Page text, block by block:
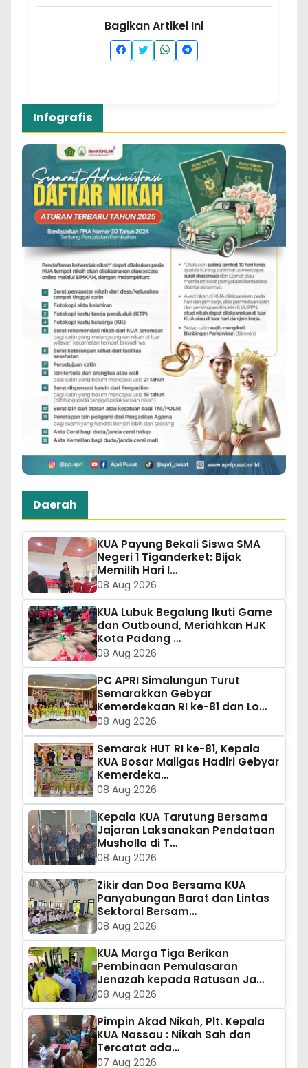
Bagikan Artikel Ini
Infografis
Daerah
KUA Payung Bekali Siswa SMA
Negeri 1 Tiganderket: Bijak
Memilih Hari I…
08 Aug 2026
KUA Lubuk Begalung Ikuti Game
dan Outbound, Meriahkan HJK
Kota Padang …
08 Aug 2026
PC APRI Simalungun Turut
Semarakkan Gebyar
Kemerdekaan RI ke-81 dan Lo…
08 Aug 2026
Semarak HUT RI ke-81, Kepala
KUA Bosar Maligas Hadiri Gebyar
Kemerdeka…
08 Aug 2026
Kepala KUA Tarutung Bersama
Jajaran Laksanakan Pendataan
Musholla di T…
08 Aug 2026
Zikir dan Doa Bersama KUA
Panyabungan Barat dan Lintas
Sektoral Bersam…
08 Aug 2026
KUA Marga Tiga Berikan
Pembinaan Pemulasaran
Jenazah kepada Ratusan Ja…
08 Aug 2026
Pimpin Akad Nikah, Plt. Kepala
KUA Nassau : Nikah Sah dan
Tercatat ada…
07 Aug 2026